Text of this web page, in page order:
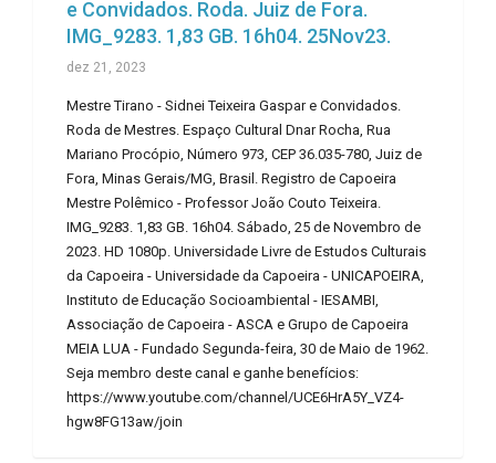
e Convidados. Roda. Juiz de Fora.
IMG_9283. 1,83 GB. 16h04. 25Nov23.
dez 21, 2023
Mestre Tirano - Sidnei Teixeira Gaspar e Convidados.
Roda de Mestres. Espaço Cultural Dnar Rocha, Rua
Mariano Procópio, Número 973, CEP 36.035-780, Juiz de
Fora, Minas Gerais/MG, Brasil. Registro de Capoeira
Mestre Polêmico - Professor João Couto Teixeira.
IMG_9283. 1,83 GB. 16h04. Sábado, 25 de Novembro de
2023. HD 1080p. Universidade Livre de Estudos Culturais
da Capoeira - Universidade da Capoeira - UNICAPOEIRA,
Instituto de Educação Socioambiental - IESAMBI,
Associação de Capoeira - ASCA e Grupo de Capoeira
MEIA LUA - Fundado Segunda-feira, 30 de Maio de 1962.
Seja membro deste canal e ganhe benefícios:
https://www.youtube.com/channel/UCE6HrA5Y_VZ4-
hgw8FG13aw/join